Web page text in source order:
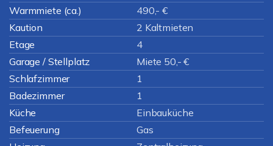
Warmmiete (ca.)
490,- €
Kaution
2 Kaltmieten
Etage
4
Garage / Stellplatz
Miete 50,- €
Schlafzimmer
1
Badezimmer
1
Küche
Einbauküche
Befeuerung
Gas